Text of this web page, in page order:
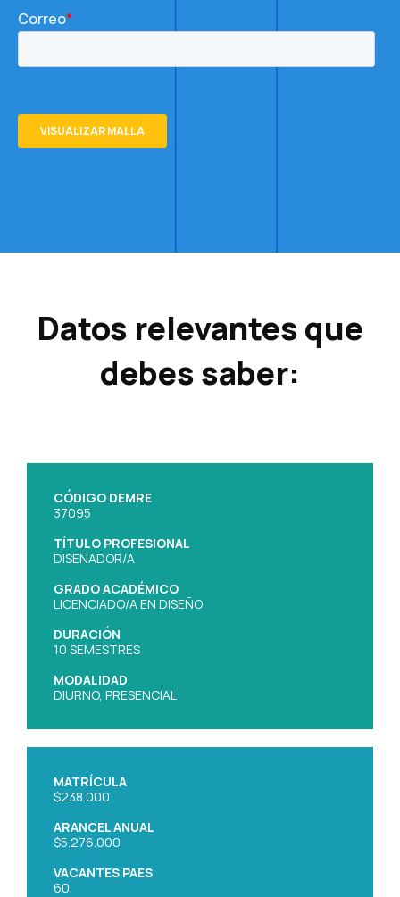
Datos relevantes que
debes saber:
CÓDIGO DEMRE
37095
TÍTULO PROFESIONAL
DISEÑADOR/A
GRADO ACADÉMICO
LICENCIADO/A EN DISEÑO
DURACIÓN
10 SEMESTRES
MODALIDAD
DIURNO, PRESENCIAL
MATRÍCULA
$238.000
ARANCEL ANUAL
$5.276.000
VACANTES PAES
60